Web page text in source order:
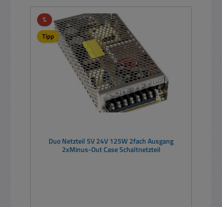
%Rabatt
Tipp
Duo Netzteil 5V 24V 125W 2fach Ausgang
2xMinus-Out Case Schaltnetzteil